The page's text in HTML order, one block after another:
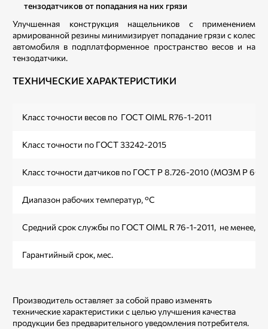
тензодатчиков от попадания на них грязи
Улучшенная конструкция нащельников с применением
армированной резины минимизирует попадание грязи с колес
автомобиля в подплатформенное пространство весов и на
тензодатчики.
ТЕХНИЧЕСКИЕ ХАРАКТЕРИСТИКИ
Класс точности весов по ГОСТ OIML R76-1-2011
Класс точности по ГОСТ 33242-2015
Класс точности датчиков по ГОСТ Р 8.726-2010 (МОЗМ Р 60)
Диапазон рабочих температур, °С
Средний срок службы по ГОСТ OIML R 76-1-2011, не менее,
Гарантийный срок, мес.
Производитель оставляет за собой право изменять
технические характеристики с целью улучшения качества
продукции без предварительного уведомления потребителя.